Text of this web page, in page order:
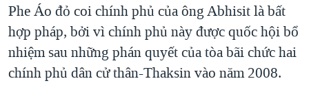
Phe Áo đỏ coi chính phủ của ông Abhisit là bất
hợp pháp, bởi vì chính phủ này được quốc hội bổ
nhiệm sau những phán quyết của tòa bãi chức hai
chính phủ dân cử thân-Thaksin vào năm 2008.